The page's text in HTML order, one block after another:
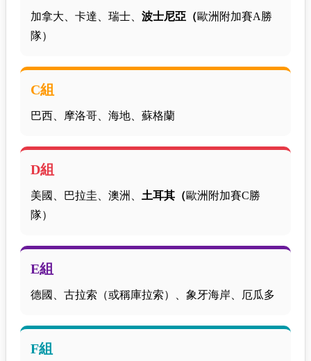
加拿大、卡達、瑞士、 波士尼亞（歐洲附加賽A勝
隊）
C組
巴西、摩洛哥、海地、蘇格蘭
D組
美國、巴拉圭、澳洲、 土耳其（歐洲附加賽C勝
隊）
E組
德國、古拉索（或稱庫拉索）、象牙海岸、厄瓜多
F組